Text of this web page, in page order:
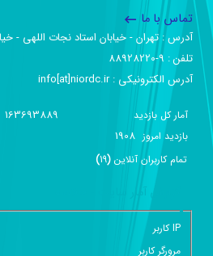
تماس با ما
آدرس :‌ تهران - خیابان استاد نجات اللهی -
تلفن :‌ 9-88928220
آدرس الکترونیکی :‌ info[at]niordc.ir
آمار کل بازدید 163693889
بازديد امروز 1908
تمام کاربران آنلاين (
19
)
IP کاربر
مرورگر کاربر